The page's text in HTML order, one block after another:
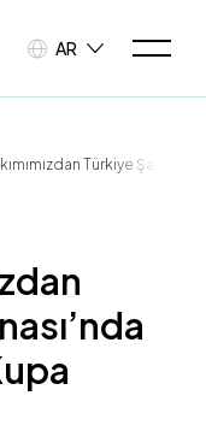
AR
Türkiye